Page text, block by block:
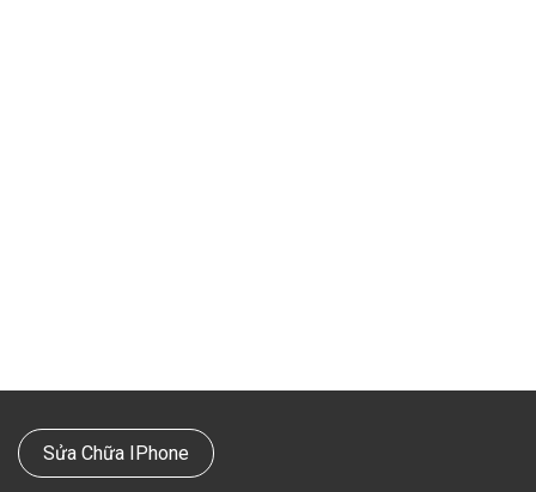
Sửa Chữa IPhone